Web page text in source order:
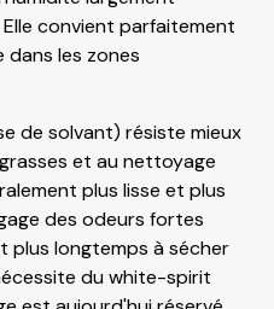
convient parfaitement
dans les zones
de solvant) résiste mieux
et au nettoyage
plus lisse et plus
des odeurs fortes
plus longtemps à sécher
du white-spirit